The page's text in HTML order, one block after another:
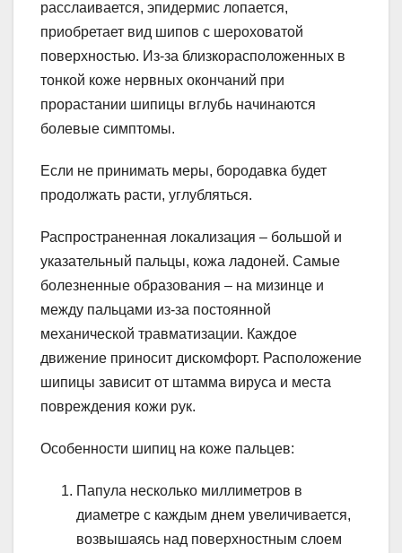
расслаивается, эпидермис лопается,
приобретает вид шипов с шероховатой
поверхностью. Из-за близкорасположенных в
тонкой коже нервных окончаний при
прорастании шипицы вглубь начинаются
болевые симптомы.
Если не принимать меры, бородавка будет
продолжать расти, углубляться.
Распространенная локализация – большой и
указательный пальцы, кожа ладоней. Самые
болезненные образования – на мизинце и
между пальцами из-за постоянной
механической травматизации. Каждое
движение приносит дискомфорт. Расположение
шипицы зависит от штамма вируса и места
повреждения кожи рук.
Особенности шипиц на коже пальцев:
Папула несколько миллиметров в
диаметре с каждым днем увеличивается,
возвышаясь над поверхностным слоем